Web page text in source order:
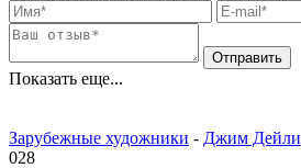
Показать еще...
Зарубежные художники - Джим Дейли
028